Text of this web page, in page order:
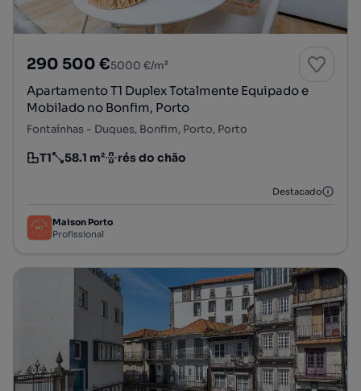
290 500 €5000 €/m²
Apartamento T1 Duplex Totalmente Equipado e
Mobilado no Bonfim, Porto
Fontaínhas - Duques, Bonfim, Porto, Porto
Tipologia
T1
Preço por metro quadrado
58.1 m²
Andar rés do chão
Destacado
Maison Porto
Profissional